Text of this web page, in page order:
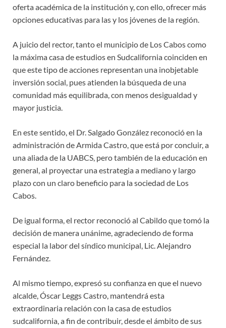
oferta académica de la institución y, con ello, ofrecer más
opciones educativas para las y los jóvenes de la región.
A juicio del rector, tanto el municipio de Los Cabos como
la máxima casa de estudios en Sudcalifornia coinciden en
que este tipo de acciones representan una inobjetable
inversión social, pues atienden la búsqueda de una
comunidad más equilibrada, con menos desigualdad y
mayor justicia.
En este sentido, el Dr. Salgado González reconoció en la
administración de Armida Castro, que está por concluir, a
una aliada de la UABCS, pero también de la educación en
general, al proyectar una estrategia a mediano y largo
plazo con un claro beneficio para la sociedad de Los
Cabos.
De igual forma, el rector reconoció al Cabildo que tomó la
decisión de manera unánime, agradeciendo de forma
especial la labor del síndico municipal, Lic. Alejandro
Fernández.
Al mismo tiempo, expresó su confianza en que el nuevo
alcalde, Óscar Leggs Castro, mantendrá esta
extraordinaria relación con la casa de estudios
sudcalifornia, a fin de contribuir, desde el ámbito de sus